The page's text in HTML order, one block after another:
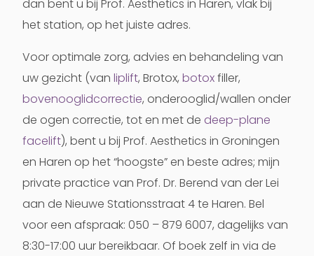
dan bent u bij Prof. Aesthetics in Haren, vlak bij
het station, op het juiste adres.
Voor optimale zorg, advies en behandeling van
uw gezicht (van liplift, Brotox, botoxfiller,
bovenooglidcorrectie, onderooglid/wallen onder
de ogen correctie, tot en met de deep-plane
facelift), bent u bij Prof. Aesthetics in Groningen
en Haren op het “hoogste” en beste adres; mijn
private practice van Prof. Dr. Berend van der Lei
aan de Nieuwe Stationsstraat 4 te Haren. Bel
voor een afspraak: 050 – 879 6007, dagelijks van
8:30-17:00 uur bereikbaar. Of boek zelf in via de